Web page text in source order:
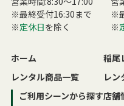
※最終受付16:30まで
※定休日を除く
※
※
ホーム
レンタル商品一覧
ご利用シーンから探す
稲尾
レン
店舗